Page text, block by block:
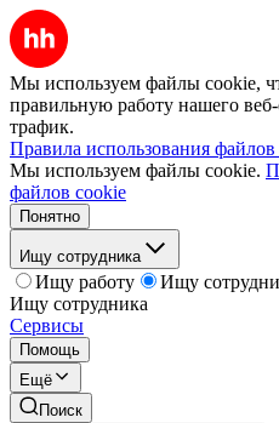
Мы используем файлы cookie,
правильную работу нашего веб-
трафик.
Правила использования
Мы используем файлы cookie.
файлов cookie
Понятно
Ищу сотрудника
Ищу работу
Ищу
Ищу сотрудника
Сервисы
Помощь
Ещё
Поиск